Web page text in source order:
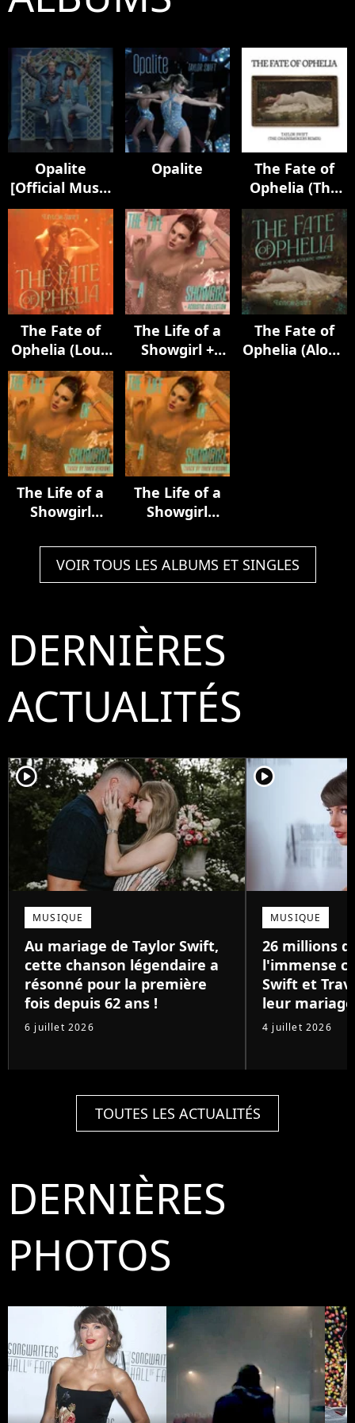
Opalite
[Official Music
Video
(Extended
Versions)]
Opalite
The Fate of
Ophelia (The
Chainsmokers
Remix)
The Fate of
Ophelia (Loud
Luxury Remix)
The Life of a
Showgirl +
Acoustic
Collection
The Fate of
Ophelia (Alone
The Life of a
Showgirl
Track Version)
The Life of a
Showgirl
Track Version)
VOIR TOUS LES ALBUMS ET SINGLES
DERNIÈRES
ACTUALITÉS
player2
MUSIQUE
Au mariage de Taylor Swift,
cette chanson légendaire a
résonné pour la première
fois depuis 62 ans !
6 juillet 2026
player2
MUSIQUE
26 millions
l'immense
Swift et
leur mariage
4 juillet 2026
TOUTES LES ACTUALITÉS
DERNIÈRES
PHOTOS